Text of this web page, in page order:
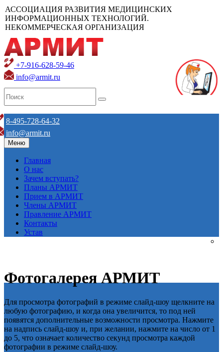
АССОЦИАЦИЯ РАЗВИТИЯ МЕДИЦИНСКИХ
ИНФОРМАЦИОННЫХ ТЕХНОЛОГИЙ.
НЕКОММЕРЧЕСКАЯ ОРГАНИЗАЦИЯ
+7-916-628-59-46
info@armit.ru
8-495-728-64-32
info@armit.ru
Меню
Главная
О нас
Зачем вступать?
Планы АРМИТ
Прием в АРМИТ
Члены АРМИТ
Правление АРМИТ
Контакты
Устав
Фотогалерея АРМИТ
Для просмотра фотографий в режиме слайд-шоу щелкните на
любую фотографию, и когда она увеличится, то под ней
появятся дополнительные возможности просмотра. Нажмите
на надпись слайд-шоу и, при желании, нажмите на число от 1
до 5, что означает количество секунд просмотра каждой
фотографии в режиме слайд-шоу.